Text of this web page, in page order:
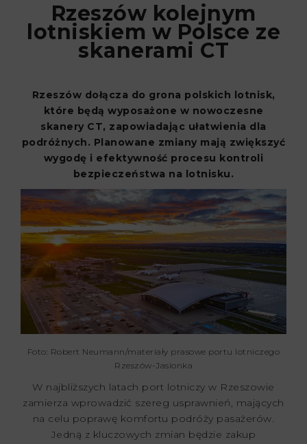
Rzeszów kolejnym
lotniskiem w Polsce ze
skanerami CT
Rzeszów dołącza do grona polskich lotnisk,
które będą wyposażone w nowoczesne
skanery CT, zapowiadając ułatwienia dla
podróżnych. Planowane zmiany mają zwiększyć
wygodę i efektywność procesu kontroli
bezpieczeństwa na lotnisku.
Foto: Robert Neumann/materiały prasowe portu lotniczego
Rzeszów-Jasionka
W najbliższych latach port lotniczy w Rzeszowie
zamierza wprowadzić szereg usprawnień, mających
na celu poprawę komfortu podróży pasażerów.
Jedną z kluczowych zmian będzie zakup